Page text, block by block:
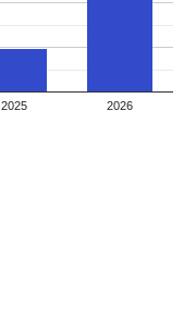
2025 2026